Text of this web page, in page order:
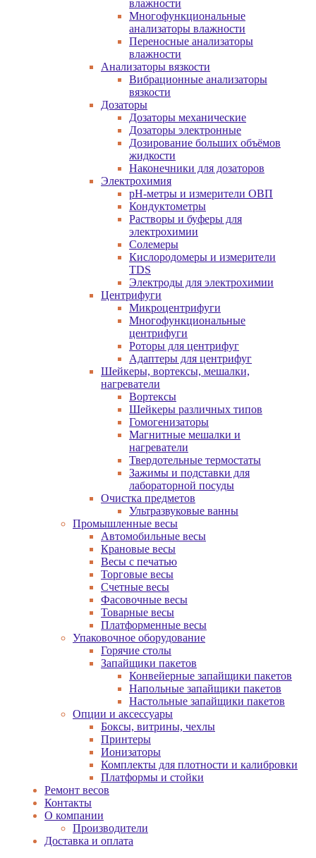
влажности
Многофункциональные
анализаторы влажности
Переносные анализаторы
влажности
Анализаторы вязкости
Вибрационные анализаторы
вязкости
Дозаторы
Дозаторы механические
Дозаторы электронные
Дозирование больших объёмов
жидкости
Наконечники для дозаторов
Электрохимия
pH-метры и измерители ОВП
Кондуктометры
Растворы и буферы для
электрохимии
Солемеры
Кислородомеры и измерители
TDS
Электроды для электрохимии
Центрифуги
Микроцентрифуги
Многофункциональные
центрифуги
Роторы для центрифуг
Адаптеры для центрифуг
Шейкеры, вортексы, мешалки,
нагреватели
Вортексы
Шейкеры различных типов
Гомогенизаторы
Магнитные мешалки и
нагреватели
Твердотельные термостаты
Зажимы и подставки для
лабораторной посуды
Очистка предметов
Ультразвуковые ванны
Промышленные весы
Автомобильные весы
Крановые весы
Весы с печатью
Торговые весы
Счетные весы
Фасовочные весы
Товарные весы
Платформенные весы
Упаковочное оборудование
Горячие столы
Запайщики пакетов
Конвейерные запайщики пакетов
Напольные запайщики пакетов
Настольные запайщики пакетов
Опции и аксессуары
Боксы, витрины, чехлы
Принтеры
Ионизаторы
Комплекты для плотности и калибровки
Платформы и стойки
Ремонт весов
Контакты
О компании
Производители
Доставка и оплата